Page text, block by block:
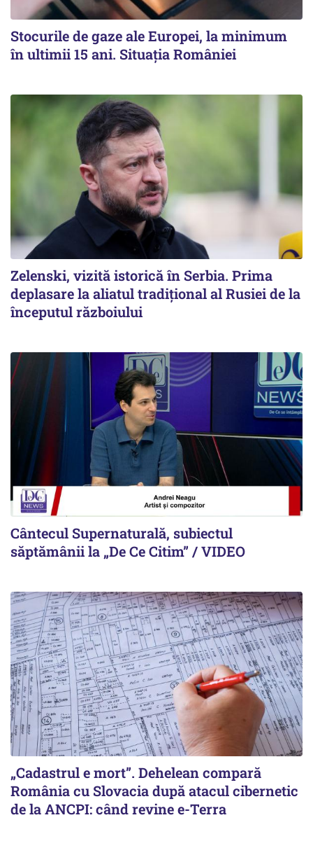
Stocurile de gaze ale Europei, la minimum
în ultimii 15 ani. Situația României
Zelenski, vizită istorică în Serbia. Prima
deplasare la aliatul tradițional al Rusiei de la
începutul războiului
Cântecul Supernaturală, subiectul
săptămânii la „De Ce Citim” / VIDEO
„Cadastrul e mort”. Dehelean compară
România cu Slovacia după atacul cibernetic
de la ANCPI: când revine e-Terra